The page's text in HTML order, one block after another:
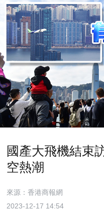
國產大飛機結束
空熱潮
來源：香港商報網
2023-12-17 14:54